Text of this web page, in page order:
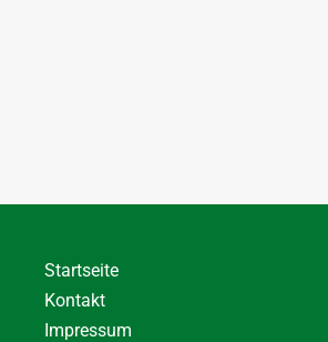
Startseite
Kontakt
Impressum